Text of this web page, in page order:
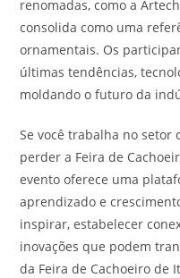
renomadas, como a
consolida como uma
ornamentais. Os
últimas tendências,
moldando o futuro da
Se você trabalha no setor
perder a Feira de
evento oferece uma
aprendizado e
inspirar, estabelecer
inovações que podem
da Feira de Cachoeiro de